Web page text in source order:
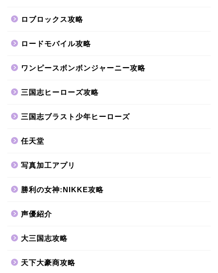
ロブロックス攻略
ロードモバイル攻略
ワンピースボンボンジャーニー攻略
三国志ヒーローズ攻略
三国志ブラスト少年ヒーローズ
任天堂
写真加工アプリ
勝利の女神:NIKKE攻略
声優紹介
大三国志攻略
天下大豪商攻略